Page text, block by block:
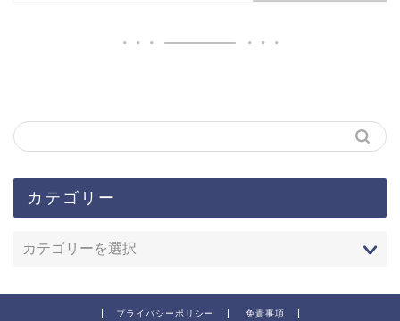
カテゴリー
プライバシーポリシー 免責事項